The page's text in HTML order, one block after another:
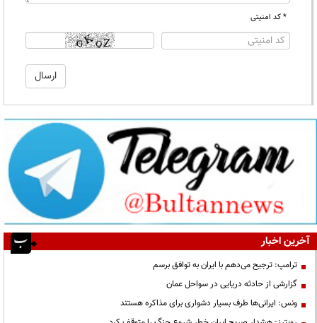
* کد امنیتی
آخرین اخبار
ترامپ: ترجیح می‌دهم با ایران به توافق برسم
گزارشی از حادثه دریایی در سواحل عمان
ونس: ایرانی‌ها طرف بسیار دشواری برای مذاکره هستند